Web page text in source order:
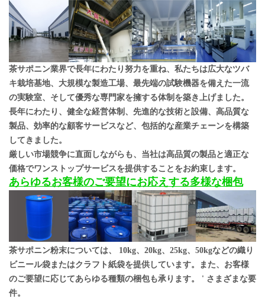
茶サポニン業界で長年にわたり努力を重ね、私たちは広大なツバ
キ栽培基地、大規模な製造工場、最先端の試験機器を備えた一流
の実験室、そして優秀な専門家を擁する体制を築き上げました。
長年にわたり、健全な経営体制、先進的な技術と設備、高品質な
製品、効率的な顧客サービスなど、包括的な産業チェーンを構築
してきました。
厳しい市場競争に直面しながらも、当社は高品質の製品と適正な
価格でワンストップサービスを提供することをお約束します。
あらゆるお客様のご要望にお応えする多様な梱包
茶サポニン粉末については、 10kg、20kg、25kg、50kgなどの織り
ビニール袋またはクラフト紙袋を提供しています。また、お客様
のご要望に応じてあらゆる種類の梱包も承ります。 ' さまざまな要
件。